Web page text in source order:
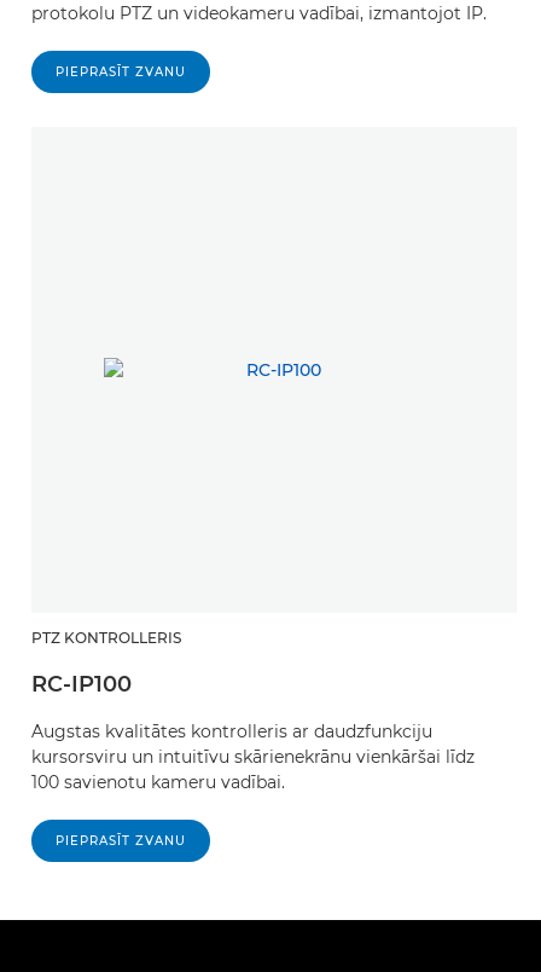
protokolu PTZ un videokameru vadībai, izmantojot IP.
PIEPRASĪT ZVANU
PTZ KONTROLLERIS
RC-IP100
Augstas kvalitātes kontrolleris ar daudzfunkciju
kursorsviru un intuitīvu skārienekrānu vienkāršai līdz
100 savienotu kameru vadībai.
PIEPRASĪT ZVANU